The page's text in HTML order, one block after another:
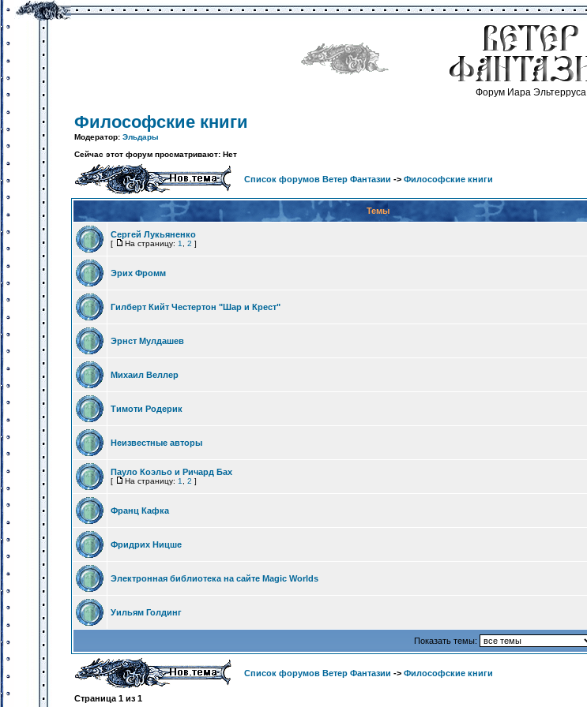
Форум Иара Эльтерруса
Философские книги
Модератор: Эльдары
Сейчас этот форум просматривают: Нет
Список форумов Ветер Фантазии -> Философские книги
Темы
Сергей Лукьяненко
[ На страницу: 1 2 ]
Эрих Фромм
Гилберт Кийт Честертон "Шар и Крест"
Эрнст Мулдашев
Михаил Веллер
Тимоти Родерик
Неизвестные авторы
Пауло Коэльо и Ричард Бах
[ На страницу: 1 2 ]
Франц Кафка
Фридрих Ницше
Электронная библиотека на сайте Magic Worlds
Уильям Голдинг
Показать темы:
Список форумов Ветер Фантазии -> Философские книги
Страница 1 из 1